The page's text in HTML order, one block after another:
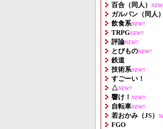
百合（同人）
ガルパン（同人）
飲食系NEW!!
TRPGNEW!!
評論NEW!!
とびものNEW!!
鉄道
技術系NEW!!
すごーい！
△NEW!!
響け！ NEW!!
自転車NEW!!
若おかみ（JS）
FGO